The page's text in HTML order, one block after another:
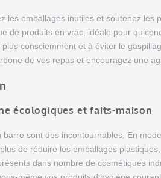
les emballages inutiles et soutenez les
de produits en vrac, idéale pour
consciemment et à éviter le
de vos repas et encouragez une
écologiques et faits-maison
sont des incontournables. En
de réduire les emballages
dans nombre de cosmétiques